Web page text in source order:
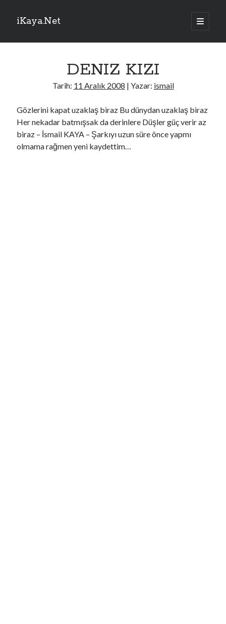
iKaya.Net
ana
menüyü
Yan
TRTHaber – Son Dakika!
Suça sürüklenen çocuklara ilişkin düzenlemeleri içeren kanun teklifi
DENIZ KIZI
Tarih: 11 Aralık 2008 | Yazar: ismail
Gözlerini kapat uzaklaş biraz Bu dünydan uzaklaş biraz
Her nekadar batmışsak da derinlere Düşler güç verir az
biraz – İsmail KAYA – Şarkıyı uzun süre önce yapmı
olmama rağmen yeni kaydettim…